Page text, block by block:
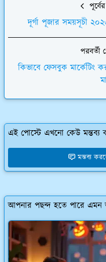
দূর্গা পূজার সময়সূচী
পরবর্তী
কিভাবে ফেসবুক
এই পোস্টে এখনো কেউ মন্তব্য
মন্তব্য
আপনার পছন্দ হতে পারে